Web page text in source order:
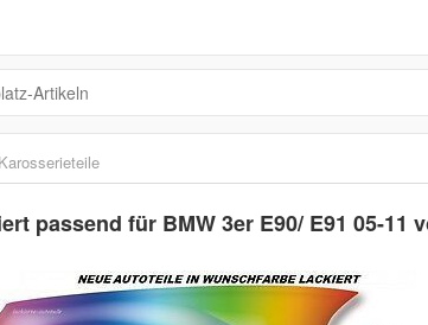
Karosserieteile
passend für BMW 3er E90/ E91 05-11